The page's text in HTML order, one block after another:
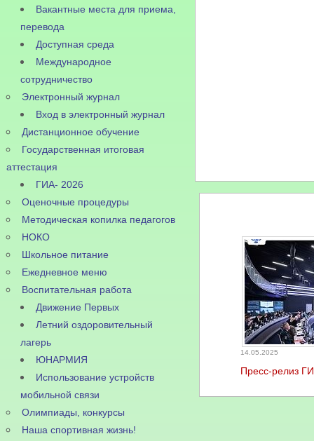
Вакантные места для приема,
перевода
Доступная среда
Международное
сотрудничество
Электронный журнал
Вход в электронный журнал
Дистанционное обучение
Государственная итоговая
аттестация
ГИА- 2026
Оценочные процедуры
Методическая копилка педагогов
НОКО
Школьное питание
Ежедневное меню
Воспитательная работа
Движение Первых
Летний оздоровительный
лагерь
ЮНАРМИЯ
Использование устройств
мобильной связи
Олимпиады, конкурсы
Наша спортивная жизнь!
14.05.2025
Пресс-релиз